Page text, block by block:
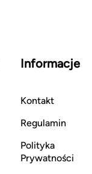
Informacje
Kontakt
Regulamin
Polityka
Prywatności